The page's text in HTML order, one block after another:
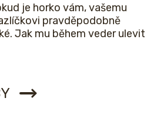
je horko vám, vašemu
pravděpodobně
Jak mu během veder ulevit